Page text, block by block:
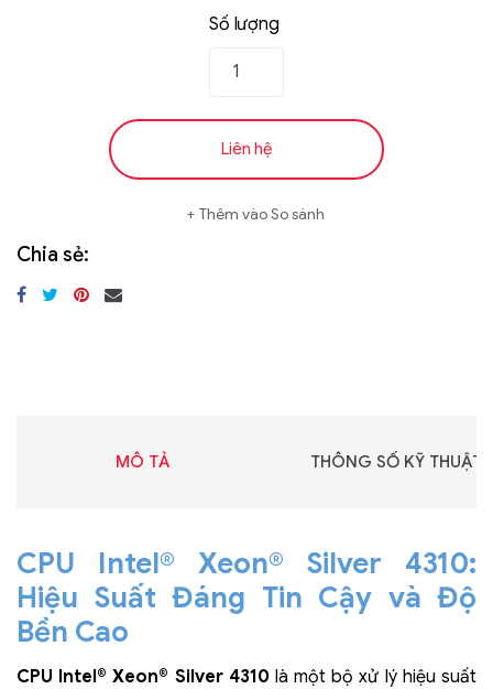
Số lượng
Liên hệ
Thêm vào So sánh
Chia sẻ:
MÔ TẢ THÔNG SỐ KỸ THUẬT
CPU Intel® Xeon® Silver 4310:
Hiệu Suất Đáng Tin Cậy và Độ
Bền Cao
CPU Intel® Xeon® Silver 4310 là một bộ xử lý hiệu suất